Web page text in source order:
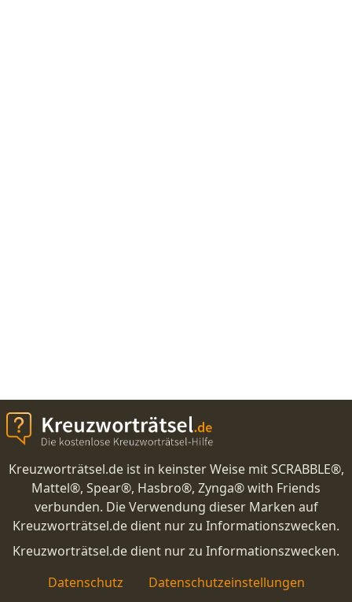
Kreuzworträtsel.de ist in keinster Weise mit SCRABBLE®,
Mattel®, Spear®, Hasbro®, Zynga® with Friends
verbunden. Die Verwendung dieser Marken auf
Kreuzworträtsel.de dient nur zu Informationszwecken.
Kreuzworträtsel.de dient nur zu Informationszwecken.
Datenschutz
Datenschutzeinstellungen